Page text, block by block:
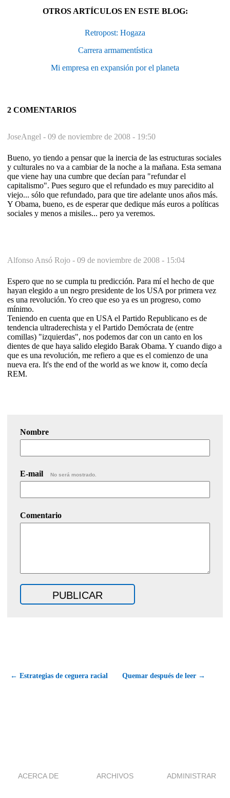
OTROS ARTÍCULOS EN ESTE BLOG:
Retropost: Hogaza
Carrera armamentística
Mi empresa en expansión por el planeta
2 COMENTARIOS
JoseAngel - 09 de noviembre de 2008 - 19:50
Bueno, yo tiendo a pensar que la inercia de las estructuras sociales
y culturales no va a cambiar de la noche a la mañana. Esta semana
que viene hay una cumbre que decían para "refundar el
capitalismo". Pues seguro que el refundado es muy parecidito al
viejo... sólo que refundado, para que tire adelante unos años más.
Y Obama, bueno, es de esperar que dedique más euros a políticas
sociales y menos a misiles... pero ya veremos.
Alfonso Ansó Rojo - 09 de noviembre de 2008 - 15:04
Espero que no se cumpla tu predicción. Para mí el hecho de que
hayan elegido a un negro presidente de los USA por primera vez
es una revolución. Yo creo que eso ya es un progreso, como
mínimo.
Teniendo en cuenta que en USA el Partido Republicano es de
tendencia ultraderechista y el Partido Demócrata de (entre
comillas) "izquierdas", nos podemos dar con un canto en los
dientes de que haya salido elegido Barak Obama. Y cuando digo a
que es una revolución, me refiero a que es el comienzo de una
nueva era. It's the end of the world as we know it, como decía
REM.
Nombre
E-mail No será mostrado.
Comentario
← Estrategias de ceguera racial Quemar después de leer →
ACERCA DE ARCHIVOS ADMINISTRAR